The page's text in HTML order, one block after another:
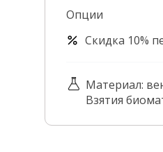
Опции
Скидка 10%
Материал:
Взятия